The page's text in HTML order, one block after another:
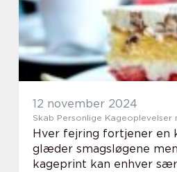
12 november 2024
Skab Personlige Kageoplevelser
Hver fejring fortjener en
glæder smagsløgene
kageprint kan enhver